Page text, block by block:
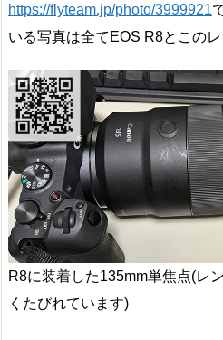
https://flyteam.jp/photo/3999921
いる写真は全てEOS R8とこのレ
R8に装着した135mm単焦点(レ
くたびれています)